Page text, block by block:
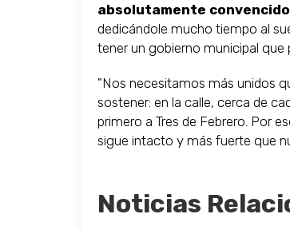
absolutamente
dedicándole mucho tiempo al
tener un gobierno municipal que
"Nos necesitamos más unidos
sostener: en la calle, cerca de
primero a Tres de Febrero. Por
sigue intacto y más fuerte que
Noticias